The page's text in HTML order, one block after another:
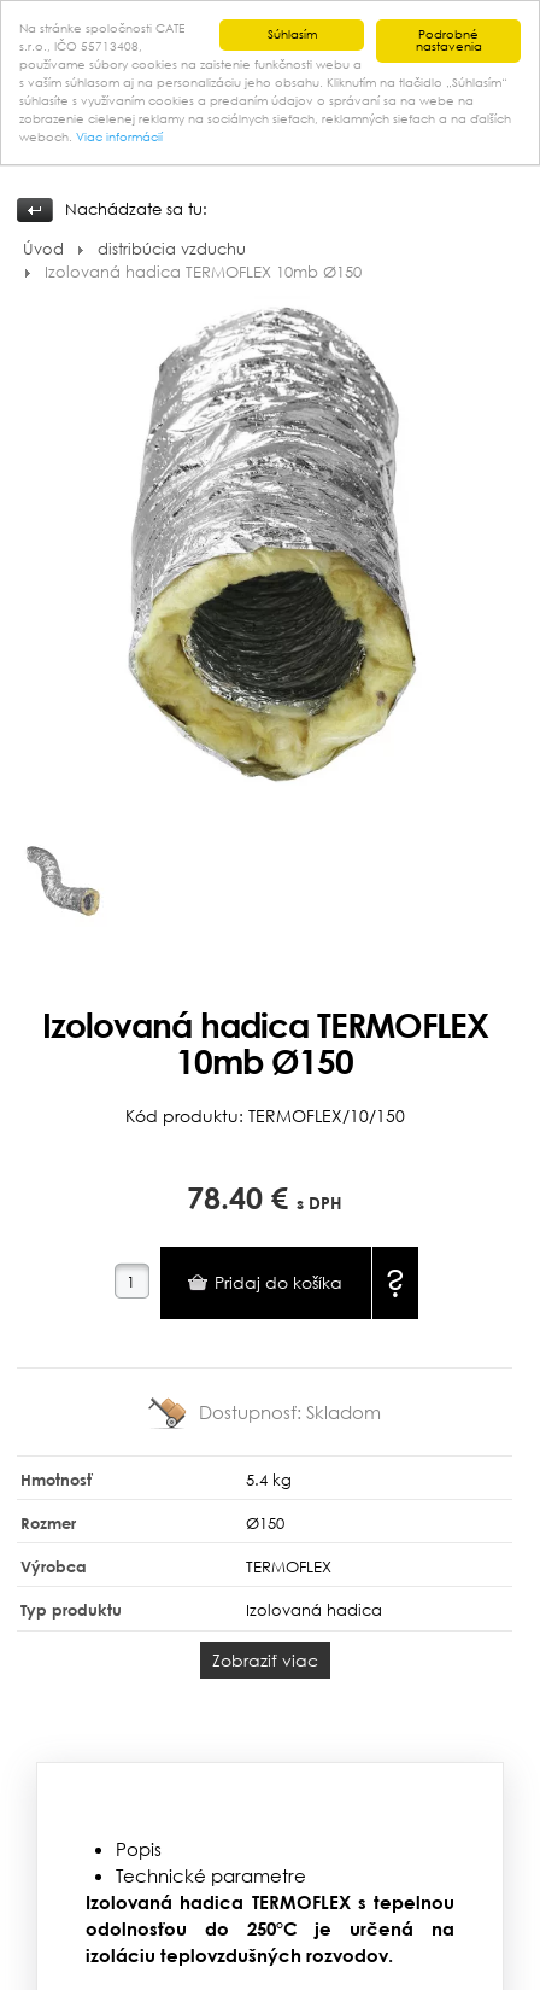
Podrobné
nastavenia
Súhlasím
Na stránke spoločnosti CATE
s.r.o., IČO 55713408,
používame súbory cookies na zaistenie funkčnosti webu a
s vaším súhlasom aj na personalizáciu jeho obsahu. Kliknutím na tlačidlo „Súhlasím“
súhlasíte s využívaním cookies a predaním údajov o správaní sa na webe na
zobrazenie cielenej reklamy na sociálnych sieťach, reklamných sieťach a na ďalších
weboch. Viac informácií
kontakt
Nachádzate sa tu:
Úvod
distribúcia vzduchu
Izolovaná hadica TERMOFLEX 10mb Ø150
Izolovaná hadica TERMOFLEX
10mb Ø150
Kód produktu: TERMOFLEX/10/150
78.40 €s DPH
?
Dostupnosť:Skladom
Hmotnosť 5.4 kg
Rozmer Ø150
Výrobca TERMOFLEX
Typ produktu Izolovaná hadica
Zobraziť viac
Popis
Technické parametre
Izolovaná hadica TERMOFLEX s tepelnou
odolnosťou do 250°C je určená na
izoláciu teplovzdušných rozvodov.